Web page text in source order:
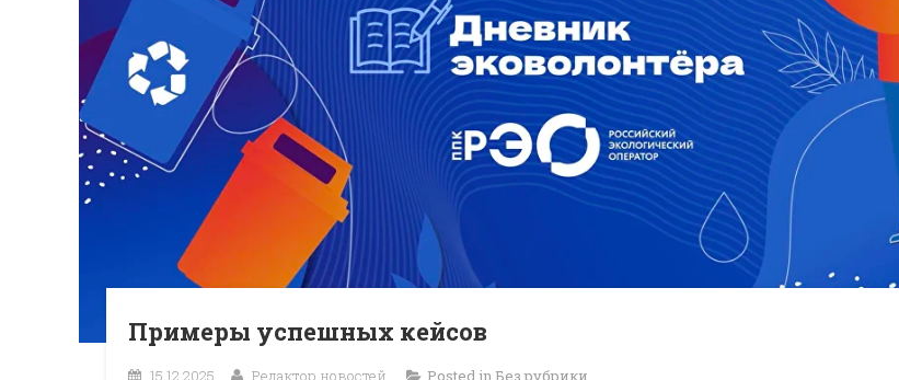
Примеры успешных кейсов
15.12.2025 Редактор новостей Posted in Без рубрики